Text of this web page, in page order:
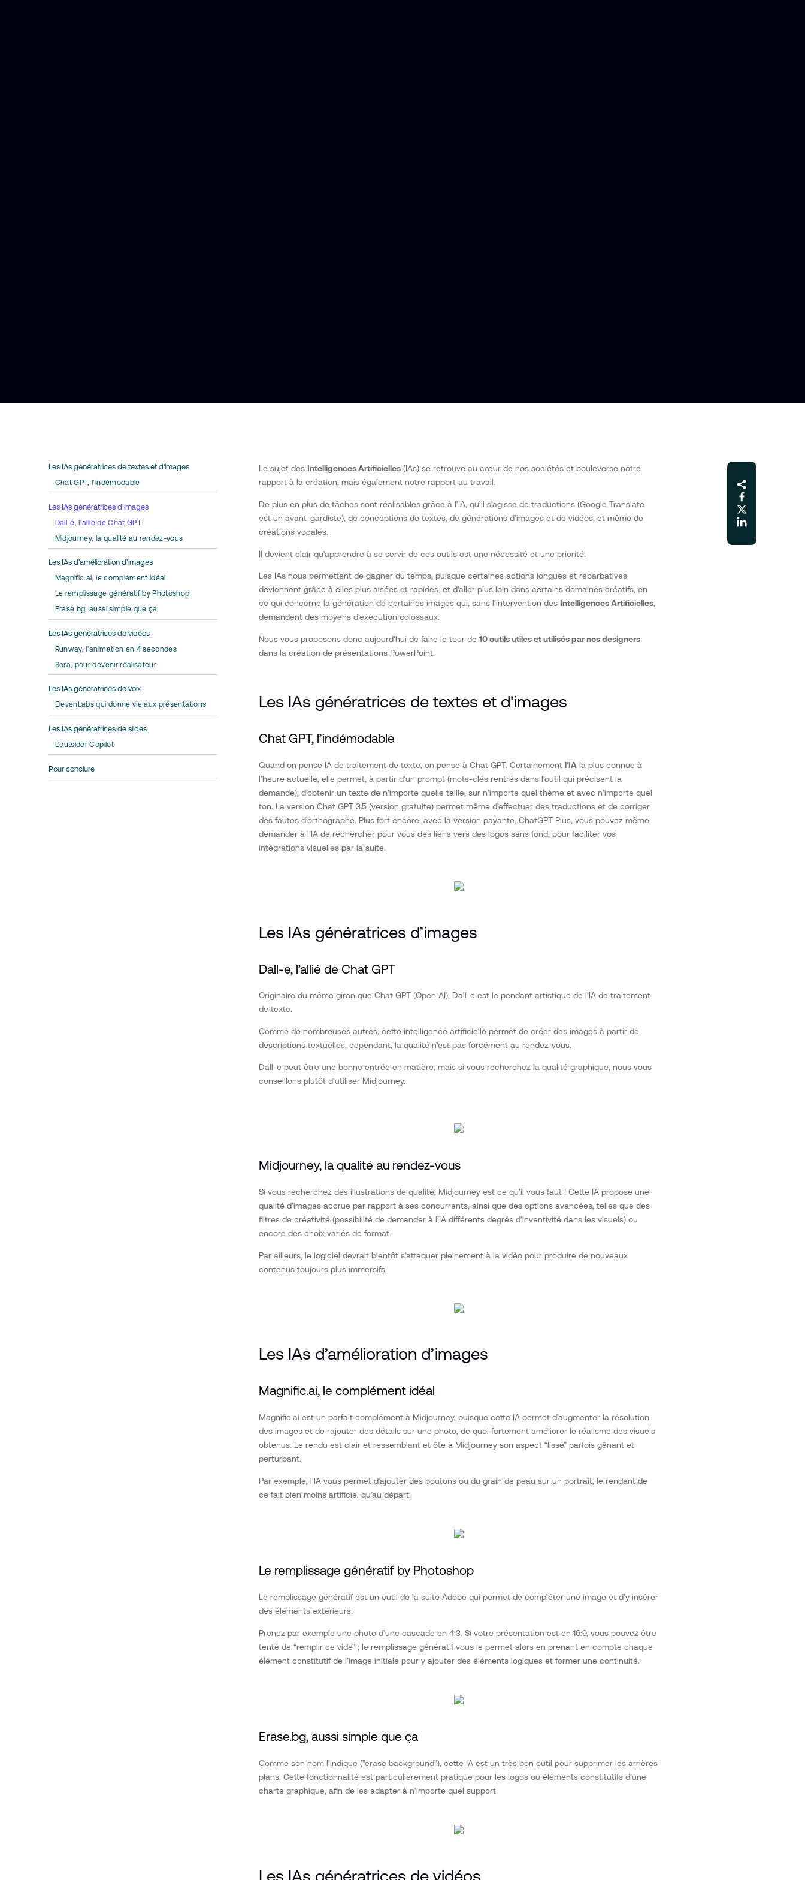
Les IAs génératrices de textes et d'images
Chat GPT, l’indémodable
Les IAs génératrices d’images
Dall-e, l’allié de Chat GPT
Midjourney, la qualité au rendez-vous
Les IAs d’amélioration d’images
Magnific.ai, le complément idéal
Le remplissage génératif by Photoshop
Erase.bg, aussi simple que ça
Les IAs génératrices de vidéos
Runway, l’animation en 4 secondes
Sora, pour devenir réalisateur
Les IAs génératrices de voix
ElevenLabs qui donne vie aux présentations
Les IAs génératrices de slides
L’outsider Copilot
Pour conclure
Le sujet desIntelligences Artificielles (IAs) se retrouve au cœur de nos sociétés et bouleverse notre
rapport à la création, mais également notre rapport au travail.
De plus en plus de tâches sont réalisables grâce à l’IA, qu’il s’agisse de traductions (Google Translate
est un avant-gardiste), de conceptions de textes, de générations d’images et de vidéos, et même de
créations vocales.
Il devient clair qu’apprendre à se servir de ces outils est une nécessité et une priorité.
Les IAs nous permettent de gagner du temps, puisque certaines actions longues et rébarbatives
deviennent grâce à elles plus aisées et rapides, et d’aller plus loin dans certains domaines créatifs, en
ce qui concerne la génération de certaines images qui, sans l’intervention desIntelligences Artificielles,
demandent des moyens d’exécution colossaux.
Nous vous proposons donc aujourd’hui de faire le tour de10 outils utiles et utilisés par nos designers
dans la création de présentations PowerPoint.
Les IAs génératrices de textes et d'images
Chat GPT, l’indémodable
Quand on pense IA de traitement de texte, on pense à Chat GPT. Certainementl’IA la plus connue à
l’heure actuelle, elle permet, à partir d’un prompt (mots-clés rentrés dans l’outil qui précisent la
demande), d’obtenir un texte de n’importe quelle taille, sur n’importe quel thème et avec n’importe quel
ton. La version Chat GPT 3.5 (version gratuite) permet même d’effectuer des traductions et de corriger
des fautes d’orthographe. Plus fort encore, avec la version payante, ChatGPT Plus, vous pouvez même
demander à l’IA de rechercher pour vous des liens vers des logos sans fond, pour faciliter vos
intégrations visuelles par la suite.
Les IAs génératrices d’images
Dall-e, l’allié de Chat GPT
Originaire du même giron que Chat GPT (Open AI), Dall-e est le pendant artistique de l’IA de traitement
de texte.
Comme de nombreuses autres, cette intelligence artificielle permet de créer des images à partir de
descriptions textuelles, cependant, la qualité n’est pas forcément au rendez-vous.
Dall-e peut être une bonne entrée en matière, mais si vous recherchez la qualité graphique, nous vous
conseillons plutôt d’utiliser Midjourney.
Midjourney, la qualité au rendez-vous
Si vous recherchez des illustrations de qualité, Midjourney est ce qu’il vous faut ! Cette IA propose une
qualité d’images accrue par rapport à ses concurrents, ainsi que des options avancées, telles que des
filtres de créativité (possibilité de demander à l’IA différents degrés d’inventivité dans les visuels) ou
encore des choix variés de format.
Par ailleurs, le logiciel devrait bientôt s’attaquer pleinement à la vidéo pour produire de nouveaux
contenus toujours plus immersifs.
Les IAs d’amélioration d’images
Magnific.ai, le complément idéal
Magnific.ai est un parfait complément à Midjourney, puisque cette IA permet d’augmenter la résolution
des images et de rajouter des détails sur une photo, de quoi fortement améliorer le réalisme des visuels
obtenus. Le rendu est clair et ressemblant et ôte à Midjourney son aspect “lissé” parfois gênant et
perturbant.
Par exemple, l’IA vous permet d’ajouter des boutons ou du grain de peau sur un portrait, le rendant de
ce fait bien moins artificiel qu’au départ.
Le remplissage génératif by Photoshop
Le remplissage génératif est un outil de la suite Adobe qui permet de compléter une image et d’y insérer
des éléments extérieurs.
Prenez par exemple une photo d’une cascade en 4:3. Si votre présentation est en 16:9, vous pouvez être
tenté de “remplir ce vide” ; le remplissage génératif vous le permet alors en prenant en compte chaque
élément constitutif de l’image initiale pour y ajouter des éléments logiques et former une continuité.
Erase.bg, aussi simple que ça
Comme son nom l’indique (”erase background”), cette IA est un très bon outil pour supprimer les arrières
plans. Cette fonctionnalité est particulièrement pratique pour les logos ou éléments constitutifs d’une
charte graphique, afin de les adapter à n’importe quel support.
Les IAs génératrices de vidéos